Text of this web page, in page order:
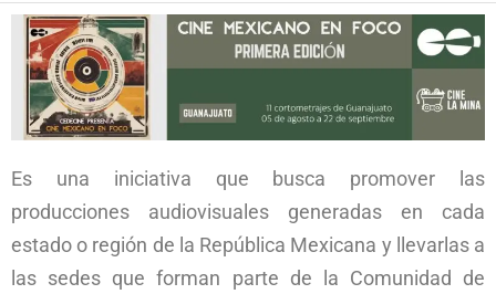
Es una iniciativa que busca promover las
producciones audiovisuales generadas en cada
estado o región de la República Mexicana y llevarlas a
las sedes que forman parte de la Comunidad de